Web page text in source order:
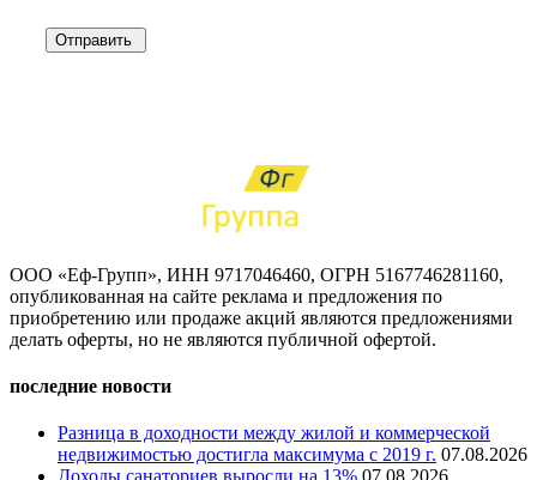
Отправить
ООО «Еф-Групп», ИНН 9717046460, ОГРН 5167746281160,
опубликованная на сайте реклама и предложения по
приобретению или продаже акций являются предложениями
делать оферты, но не являются публичной офертой.
последние новости
Разница в доходности между жилой и коммерческой
недвижимостью достигла максимума с 2019 г. 07.08.2026
Доходы санаториев выросли на 13% 07.08.2026